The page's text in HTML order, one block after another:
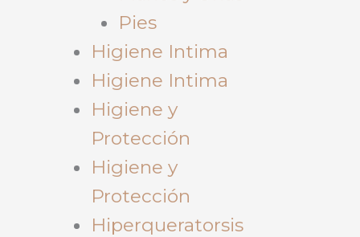
Pies
Higiene Intima
Higiene Intima
Higiene y
Protección
Higiene y
Protección
Hiperqueratorsis